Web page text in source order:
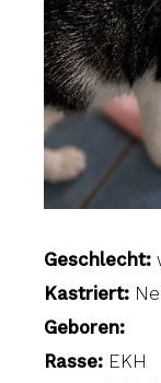
Geschlecht:
Kastriert:
Geboren:
Rasse: EKH